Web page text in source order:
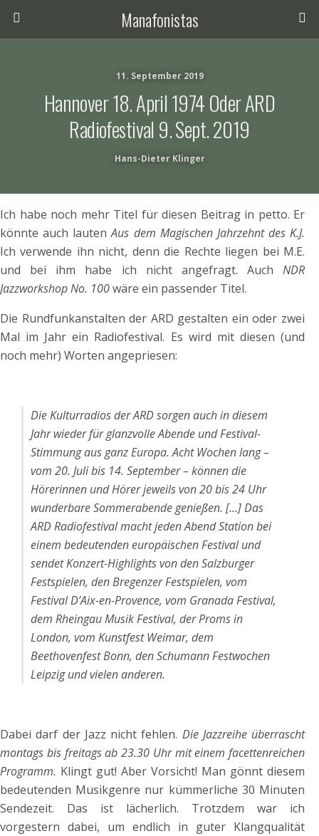
Manafonistas
11. September 2019
Hannover 18. April 1974 Oder ARD
Radiofestival 9. Sept. 2019
Hans-Dieter Klinger
Ich habe noch mehr Titel für diesen Beitrag in petto. Er
könnte auch lautenAus dem Magischen Jahrzehnt des K.J.
Ich verwende ihn nicht, denn die Rechte liegen bei M.E.
und bei ihm habe ich nicht angefragt. Auch NDR
Jazzworkshop No. 100wäre ein passender Titel.
Die Rundfunkanstalten der ARD gestalten ein oder zwei
Mal im Jahr ein Radiofestival. Es wird mit diesen (und
noch mehr) Worten angepriesen:
Die Kulturradios der ARD sorgen auch in diesem
Jahr wieder für glanzvolle Abende und Festival-
Stimmung aus ganz Europa. Acht Wochen lang –
vom 20. Juli bis 14. September – können die
Hörerinnen und Hörer jeweils von 20 bis 24 Uhr
wunderbare Sommerabende genießen. […] Das
ARD Radiofestival macht jeden Abend Station bei
einem bedeutenden europäischen Festival und
sendet Konzert-Highlights von den Salzburger
Festspielen, den Bregenzer Festspielen, vom
Festival D’Aix-en-Provence, vom Granada Festival,
dem Rheingau Musik Festival, der Proms in
London, vom Kunstfest Weimar, dem
Beethovenfest Bonn, den Schumann Festwochen
Leipzig und vielen anderen.
Dabei darf der Jazz nicht fehlen. Die Jazzreihe überrascht
montags bis freitags ab 23.30 Uhr mit einem facettenreichen
Programm. Klingt gut! Aber Vorsicht! Man gönnt diesem
bedeutenden Musikgenre nur kümmerliche 30 Minuten
Sendezeit. Das ist lächerlich. Trotzdem war ich
vorgestern dabei, um endlich in guter Klangqualität